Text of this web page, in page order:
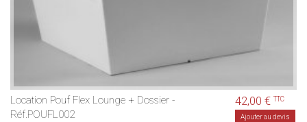
Location Pouf Flex Lounge + Dossier -
Réf.POUFL002
42,00 €TTC
Ajouter au devis